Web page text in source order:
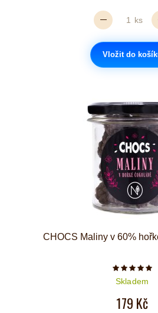
ks
Vložit do
CHOCS Maliny v 60%
Počet
Skladem
179 Kč